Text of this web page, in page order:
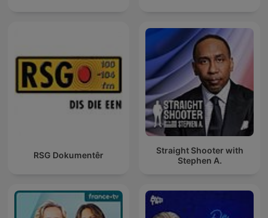
RSG Dokumentêr
Straight Shooter with
Stephen A.